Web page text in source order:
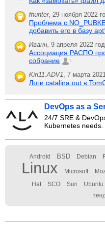
fhunter, 29 ноября 2022
Проблема с
добавить его в базу
Иванн, 9 апреля 2022
Ассоциация РАСПО
собрание
1
Kiri11.ADV1, 7 марта
Логи catalina.out в
DevOps as a
24/7 SRE &
Kubernetes needs.
Android BSD Debian
Linux Microsoft
Hat SCO Sun Ubuntu